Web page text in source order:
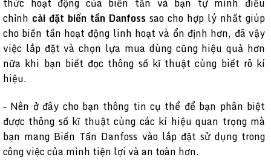
chỉnh cài đặt biến tần Danfoss sao cho hợp lý nhất giúp
cho biến tần hoạt động linh hoạt và ổn định hơn, đã vậy
việc lắp đặt và chọn lựa mua dùng cũng hiệu quả hơn
nữa khi bạn biết đọc thông số kĩ thuật cùng biết rõ kí
hiệu.
– Nên ở đây cho bạn thông tin cụ thể để bạn phân biệt
được thông số kĩ thuật cùng các kí hiệu quan trọng mà
bạn mang Biến Tần Danfoss vào lắp đặt sử dụng trong
công việc của mình tiện lợi và an toàn hơn.